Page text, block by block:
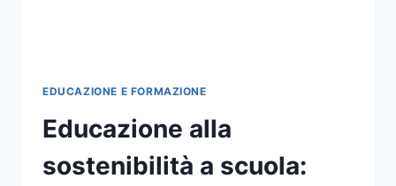
EDUCAZIONE E FORMAZIONE
Educazione alla
sostenibilità a scuola: